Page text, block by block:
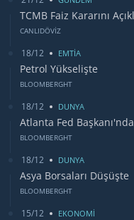
TCMB Faiz Kararını
CANLIDÖVİZ
18/12 EMTİA
Petrol Yükselişte
BLOOMBERGHT
18/12 DUNYA
Atlanta Fed
BLOOMBERGHT
18/12 DUNYA
Asya Borsaları Düşüşte
BLOOMBERGHT
15/12 EKONOMİ